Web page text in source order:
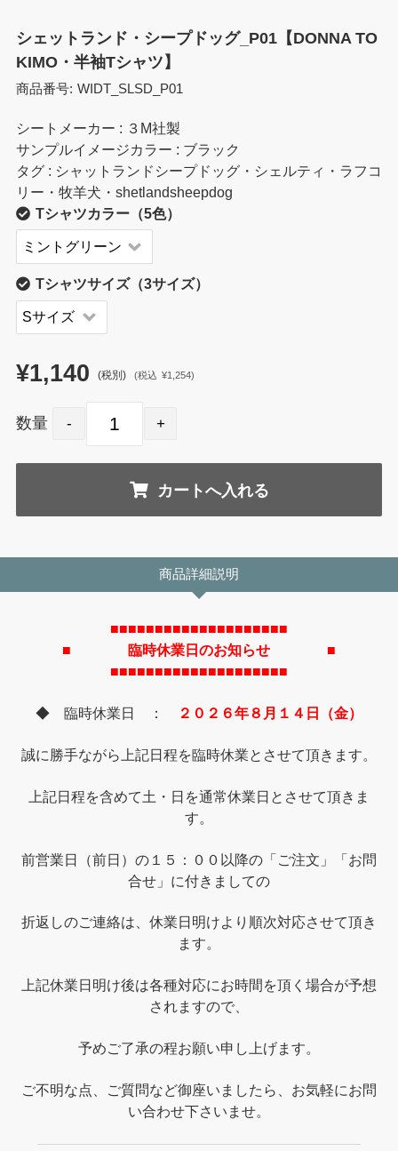
シェットランド・シープドッグ_P01【DONNA TO
KIMO・半袖Tシャツ】
商品番号: WIDT_SLSD_P01
シートメーカー : ３M社製
サンプルイメージカラー : ブラック
タグ : シャットランドシープドッグ・シェルティ・ラフコ
リー・牧羊犬・shetlandsheepdog
Tシャツカラー（5色）
Tシャツサイズ（3サイズ）
¥1,140 (税別) (税込 ¥1,254)
数量
商品詳細説明
■■■■■■■■■■■■■■■■■■■■
■ 臨時休業日のお知らせ ■
■■■■■■■■■■■■■■■■■■■■
◆ 臨時休業日 ： ２０２６年８月１４日（金）
誠に勝手ながら上記日程を臨時休業とさせて頂きます。
上記日程を含めて土・日を通常休業日とさせて頂きま
す。
前営業日（前日）の１５：００以降の「ご注文」「お問
合せ」に付きましての
折返しのご連絡は、休業日明けより順次対応させて頂き
ます。
上記休業日明け後は各種対応にお時間を頂く場合が予想
されますので、
予めご了承の程お願い申し上げます。
ご不明な点、ご質問など御座いましたら、お気軽にお問
い合わせ下さいませ。